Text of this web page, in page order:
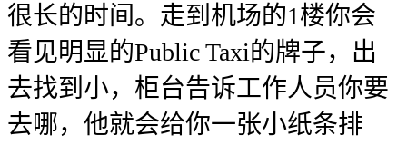
很长的时间。走到机场的1楼你会
看见明显的Public Taxi的牌子，出
去找到小，柜台告诉工作人员你要
去哪，他就会给你一张小纸条排